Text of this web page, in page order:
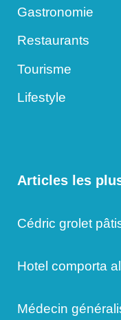
Gastronomie
Restaurants
Tourisme
Lifestyle
Articles les
Cédric grolet
Hotel comporta
Médecin